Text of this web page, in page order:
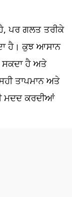
ਪਰ ਗਲਤ ਤਰੀਕੇ
ਹੈ। ਕੁਝ ਆਸਾਨ
ਸਕਦਾ ਹੈ ਅਤੇ
ਤਾਪਮਾਨ ਅਤੇ
ਮਦਦ ਕਰਦੀਆਂ